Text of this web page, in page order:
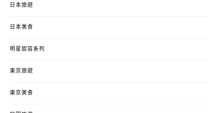
日本旅遊
日本美食
明星妝容系列
東京旅遊
東京美食